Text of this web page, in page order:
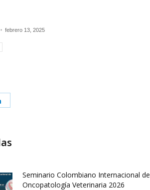
febrero 13, 2025
Seminario Colombiano Internacional de
Oncopatología Veterinaria 2026